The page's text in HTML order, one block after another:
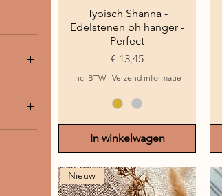
Snel overzicht
Typisch Shanna -
Edelstenen bh hanger -
Perfect
Prijs
€ 13,45
incl.BTW |Verzend informatie
In winkelwagen
Nieuw